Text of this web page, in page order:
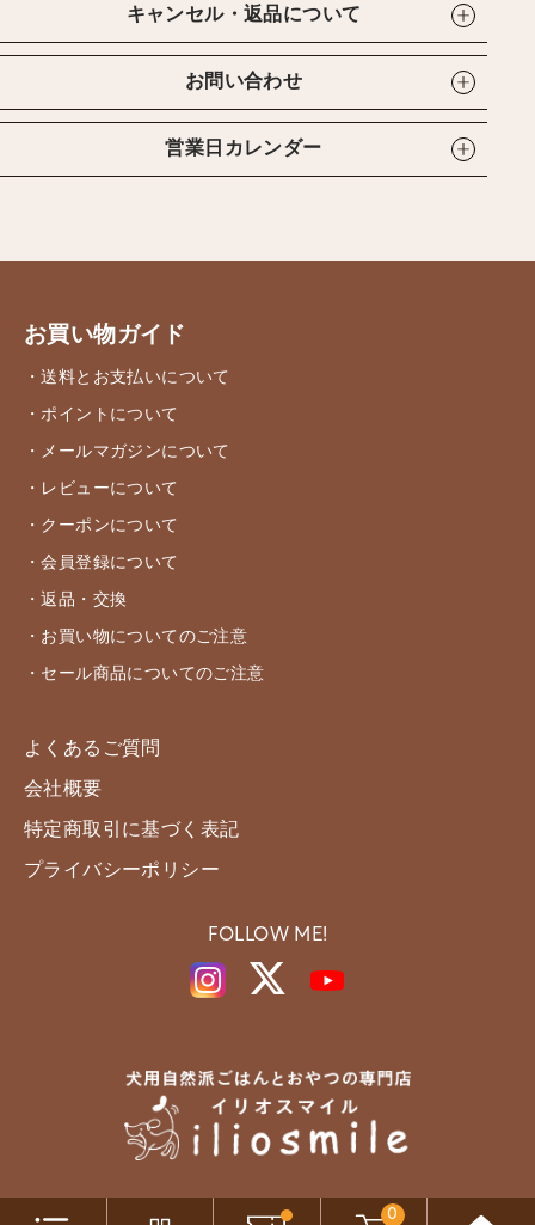
キャンセル・返品について
お問い合わせ
営業日カレンダー
お買い物ガイド
・送料とお支払いについて
・ポイントについて
・メールマガジンについて
・レビューについて
・クーポンについて
・会員登録について
・返品・交換
・お買い物についてのご注意
・セール商品についてのご注意
よくあるご質問
会社概要
特定商取引に基づく表記
プライバシーポリシー
FOLLOW ME!
0